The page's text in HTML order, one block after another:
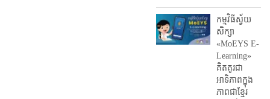
កម្មវិធីស្វ័យ
សិក្សា
«MoEYS E-
Learning»
គិតគូរជា
អាទិភាពក្នុង
ភាពជាខ្មែរ